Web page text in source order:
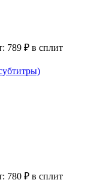
789 ₽ в сплит
780 ₽ в сплит